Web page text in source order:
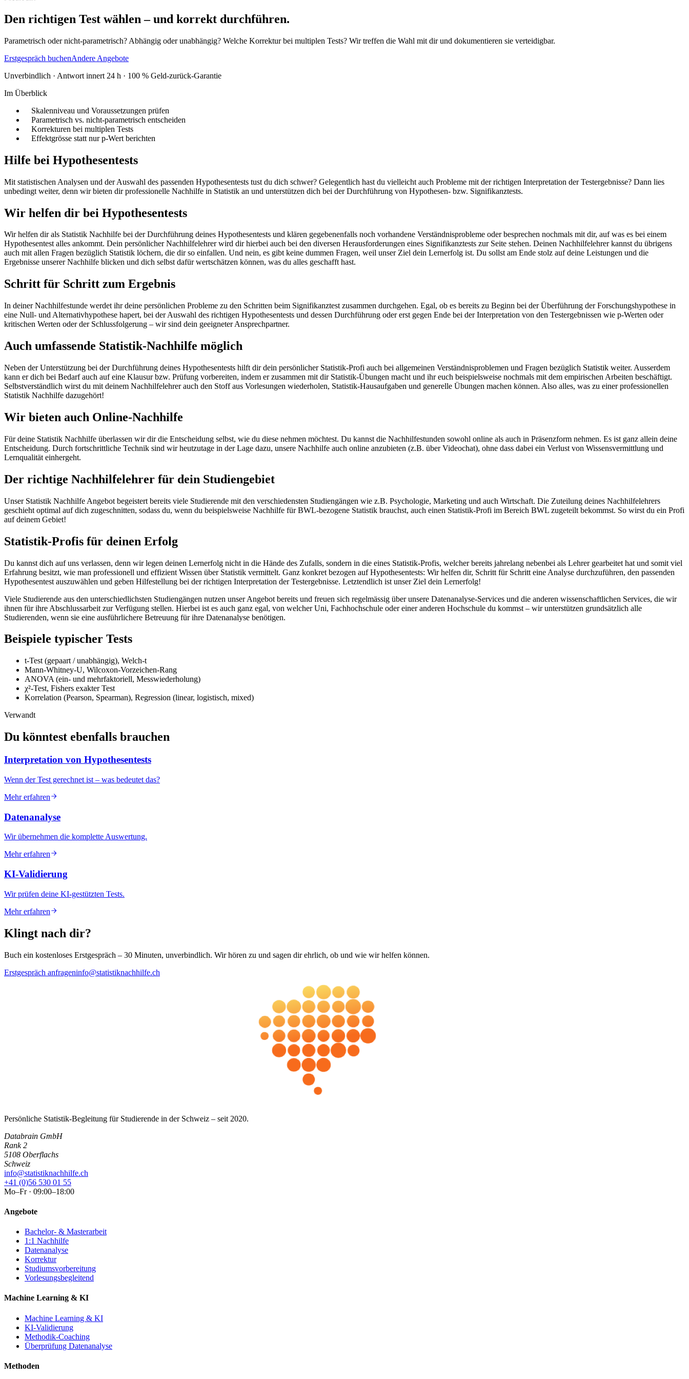
Den richtigen Test wählen – und korrekt durchführen.
Parametrisch oder nicht-parametrisch? Abhängig oder unabhängig? Welche Korrektur bei multiplen Tests? Wir treffen die Wahl mit dir und dokumentieren sie verteidigbar.
Erstgespräch buchenAndere Angebote
Unverbindlich · Antwort innert 24 h · 100 % Geld-zurück-Garantie
Im Überblick
Skalenniveau und Voraussetzungen prüfen
Parametrisch vs. nicht-parametrisch entscheiden
Korrekturen bei multiplen Tests
Effektgrösse statt nur p-Wert berichten
Hilfe bei Hypothesentests
Mit statistischen Analysen und der Auswahl des passenden Hypothesentests tust du dich schwer? Gelegentlich hast du vielleicht auch Probleme mit der richtigen Interpretation der Testergebnisse? Dann lies
unbedingt weiter, denn wir bieten dir professionelle Nachhilfe in Statistik an und unterstützen dich bei der Durchführung von Hypothesen- bzw. Signifikanztests.
Wir helfen dir bei Hypothesentests
Wir helfen dir als Statistik Nachhilfe bei der Durchführung deines Hypothesentests und klären gegebenenfalls noch vorhandene Verständnisprobleme oder besprechen nochmals mit dir, auf was es bei einem
Hypothesentest alles ankommt. Dein persönlicher Nachhilfelehrer wird dir hierbei auch bei den diversen Herausforderungen eines Signifikanztests zur Seite stehen. Deinen Nachhilfelehrer kannst du übrigens
auch mit allen Fragen bezüglich Statistik löchern, die dir so einfallen. Und nein, es gibt keine dummen Fragen, weil unser Ziel dein Lernerfolg ist. Du sollst am Ende stolz auf deine Leistungen und die
Ergebnisse unserer Nachhilfe blicken und dich selbst dafür wertschätzen können, was du alles geschafft hast.
Schritt für Schritt zum Ergebnis
In deiner Nachhilfestunde werdet ihr deine persönlichen Probleme zu den Schritten beim Signifikanztest zusammen durchgehen. Egal, ob es bereits zu Beginn bei der Überführung der Forschungshypothese in
eine Null- und Alternativhypothese hapert, bei der Auswahl des richtigen Hypothesentests und dessen Durchführung oder erst gegen Ende bei der Interpretation von den Testergebnissen wie p-Werten oder
kritischen Werten oder der Schlussfolgerung – wir sind dein geeigneter Ansprechpartner.
Auch umfassende Statistik-Nachhilfe möglich
Neben der Unterstützung bei der Durchführung deines Hypothesentests hilft dir dein persönlicher Statistik-Profi auch bei allgemeinen Verständnisproblemen und Fragen bezüglich Statistik weiter. Ausserdem
kann er dich bei Bedarf auch auf eine Klausur bzw. Prüfung vorbereiten, indem er zusammen mit dir Statistik-Übungen macht und ihr euch beispielsweise nochmals mit dem empirischen Arbeiten beschäftigt.
Selbstverständlich wirst du mit deinem Nachhilfelehrer auch den Stoff aus Vorlesungen wiederholen, Statistik-Hausaufgaben und generelle Übungen machen können. Also alles, was zu einer professionellen
Statistik Nachhilfe dazugehört!
Wir bieten auch Online-Nachhilfe
Für deine Statistik Nachhilfe überlassen wir dir die Entscheidung selbst, wie du diese nehmen möchtest. Du kannst die Nachhilfestunden sowohl online als auch in Präsenzform nehmen. Es ist ganz allein deine
Entscheidung. Durch fortschrittliche Technik sind wir heutzutage in der Lage dazu, unsere Nachhilfe auch online anzubieten (z.B. über Videochat), ohne dass dabei ein Verlust von Wissensvermittlung und
Lernqualität einhergeht.
Der richtige Nachhilfelehrer für dein Studiengebiet
Unser Statistik Nachhilfe Angebot begeistert bereits viele Studierende mit den verschiedensten Studiengängen wie z.B. Psychologie, Marketing und auch Wirtschaft. Die Zuteilung deines Nachhilfelehrers
geschieht optimal auf dich zugeschnitten, sodass du, wenn du beispielsweise Nachhilfe für BWL-bezogene Statistik brauchst, auch einen Statistik-Profi im Bereich BWL zugeteilt bekommst. So wirst du ein Profi
auf deinem Gebiet!
Statistik-Profis für deinen Erfolg
Du kannst dich auf uns verlassen, denn wir legen deinen Lernerfolg nicht in die Hände des Zufalls, sondern in die eines Statistik-Profis, welcher bereits jahrelang nebenbei als Lehrer gearbeitet hat und somit viel
Erfahrung besitzt, wie man professionell und effizient Wissen über Statistik vermittelt. Ganz konkret bezogen auf Hypothesentests: Wir helfen dir, Schritt für Schritt eine Analyse durchzuführen, den passenden
Hypothesentest auszuwählen und geben Hilfestellung bei der richtigen Interpretation der Testergebnisse. Letztendlich ist unser Ziel dein Lernerfolg!
Viele Studierende aus den unterschiedlichsten Studiengängen nutzen unser Angebot bereits und freuen sich regelmässig über unsere Datenanalyse-Services und die anderen wissenschaftlichen Services, die wir
ihnen für ihre Abschlussarbeit zur Verfügung stellen. Hierbei ist es auch ganz egal, von welcher Uni, Fachhochschule oder einer anderen Hochschule du kommst – wir unterstützen grundsätzlich alle
Studierenden, wenn sie eine ausführlichere Betreuung für ihre Datenanalyse benötigen.
Beispiele typischer Tests
t-Test (gepaart / unabhängig), Welch-t
Mann-Whitney-U, Wilcoxon-Vorzeichen-Rang
ANOVA (ein- und mehrfaktoriell, Messwiederholung)
χ²-Test, Fishers exakter Test
Korrelation (Pearson, Spearman), Regression (linear, logistisch, mixed)
Verwandt
Du könntest ebenfalls brauchen
Interpretation von Hypothesentests
Wenn der Test gerechnet ist – was bedeutet das?
Mehr erfahren
Datenanalyse
Wir übernehmen die komplette Auswertung.
Mehr erfahren
KI-Validierung
Wir prüfen deine KI-gestützten Tests.
Mehr erfahren
Klingt nach dir?
Buch ein kostenloses Erstgespräch – 30 Minuten, unverbindlich. Wir hören zu und sagen dir ehrlich, ob und wie wir helfen können.
Erstgespräch anfrageninfo@statistiknachhilfe.ch
Persönliche Statistik-Begleitung für Studierende in der Schweiz – seit 2020.
Databrain GmbH
Rank 2
5108 Oberflachs
Schweiz
info@statistiknachhilfe.ch
+41 (0)56 530 01 55
Mo–Fr · 09:00–18:00
Angebote
Bachelor- & Masterarbeit
1:1 Nachhilfe
Datenanalyse
Korrektur
Studiumsvorbereitung
Vorlesungsbegleitend
Machine Learning & KI
Machine Learning & KI
KI-Validierung
Methodik-Coaching
Überprüfung Datenanalyse
Methoden